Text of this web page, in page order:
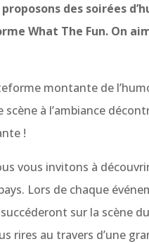
des soirées
What The Fun. On
montante de
à l’ambiance
!
vous invitons à
Lors de chaque
sur la scène
rires au travers d’une